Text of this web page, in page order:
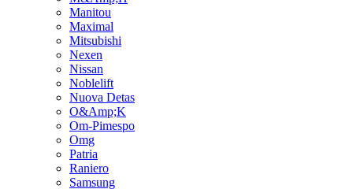
Manitou
Maximal
Mitsubishi
Nexen
Nissan
Noblelift
Nuova Detas
O&Amp;K
Om-Pimespo
Omg
Patria
Raniero
Samsung